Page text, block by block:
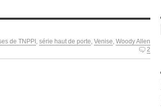
de TNPPI , série haut de porte, Venise, Woody Allen
2